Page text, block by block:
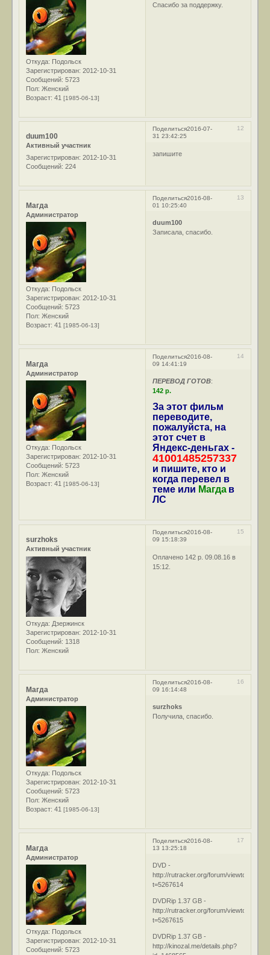
Откуда: Подольск
Зарегистрирован: 2012-10-31
Сообщений: 5723
Пол: Женский
Возраст: 41[1985-06-13]
Спасибо за поддержку.
Поделиться 12
2016-07-
31 23:42:25
duum100
Активный участник
Зарегистрирован: 2012-10-31
Сообщений: 224
запишите
Поделиться 13
2016-08-
01 10:25:40
Магда
Администратор
Откуда: Подольск
Зарегистрирован: 2012-10-31
Сообщений: 5723
Пол: Женский
Возраст: 41[1985-06-13]
duum100
Записала, спасибо.
Поделиться 14
2016-08-
09 14:41:19
Магда
Администратор
Откуда: Подольск
Зарегистрирован: 2012-10-31
Сообщений: 5723
Пол: Женский
Возраст: 41[1985-06-13]
ПЕРЕВОД ГОТОВ:
142 р.
За этот фильм
переводите,
пожалуйста, на
этот счет в
Яндекс-деньгах -
41001485257337
и пишите, кто и
когда перевел в
теме или Магда в
ЛС
Поделиться 15
2016-08-
09 15:18:39
surzhoks
Активный участник
Откуда: Дзержинск
Зарегистрирован: 2012-10-31
Сообщений: 1318
Пол: Женский
Оплачено 142 р. 09.08.16 в
15:12.
Поделиться 16
2016-08-
09 16:14:48
Магда
Администратор
Откуда: Подольск
Зарегистрирован: 2012-10-31
Сообщений: 5723
Пол: Женский
Возраст: 41[1985-06-13]
surzhoks
Получила, спасибо.
Поделиться 17
2016-08-
13 13:25:18
Магда
Администратор
Откуда: Подольск
Зарегистрирован: 2012-10-31
Сообщений: 5723
DVD -
http://rutracker.org/forum/
t=5267614
DVDRip 1.37 GB -
http://rutracker.org/forum/
t=5267615
DVDRip 1.37 GB -
http://kinozal.me/details.php?